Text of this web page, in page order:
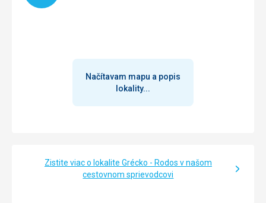
Načítavam mapu a popis
lokality...
Zistite viac o lokalite Grécko - Rodos v našom
cestovnom sprievodcovi